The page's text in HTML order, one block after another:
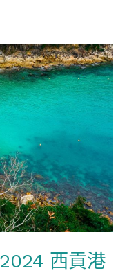
西貢港